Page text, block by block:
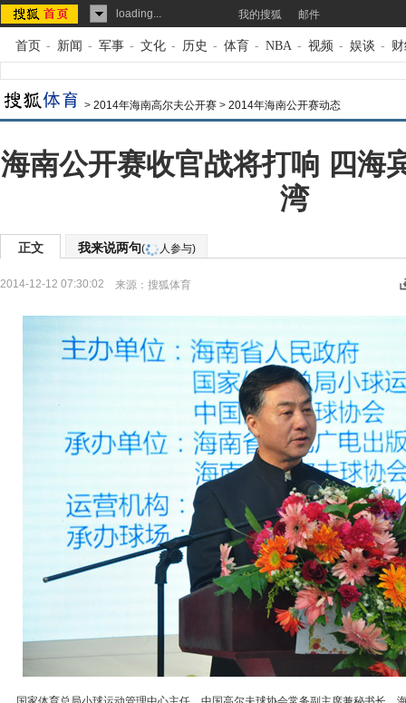
loading... 我的搜狐 邮件
首页 - 新闻 - 军事 - 文化 - 历史 - 体育 - NBA - 视频 - 娱谈 -
> 2014年海南高尔夫公开赛 > 2014年海南公开赛动态
海南公开赛收官战将打响 四海
湾
正文 我来说两句( 人参与)
2014-12-12 07:30:02 来源： 搜狐体育